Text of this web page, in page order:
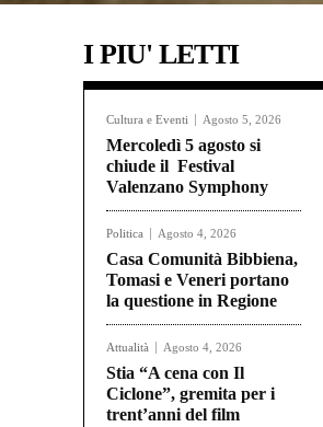
I PIU' LETTI
Cultura e Eventi Agosto 5, 2026
Mercoledì 5 agosto si
chiude il Festival
Valenzano Symphony
Politica Agosto 4, 2026
Casa Comunità Bibbiena,
Tomasi e Veneri portano
la questione in Regione
Attualità Agosto 4, 2026
Stia “A cena con Il
Ciclone”, gremita per i
trent’anni del film